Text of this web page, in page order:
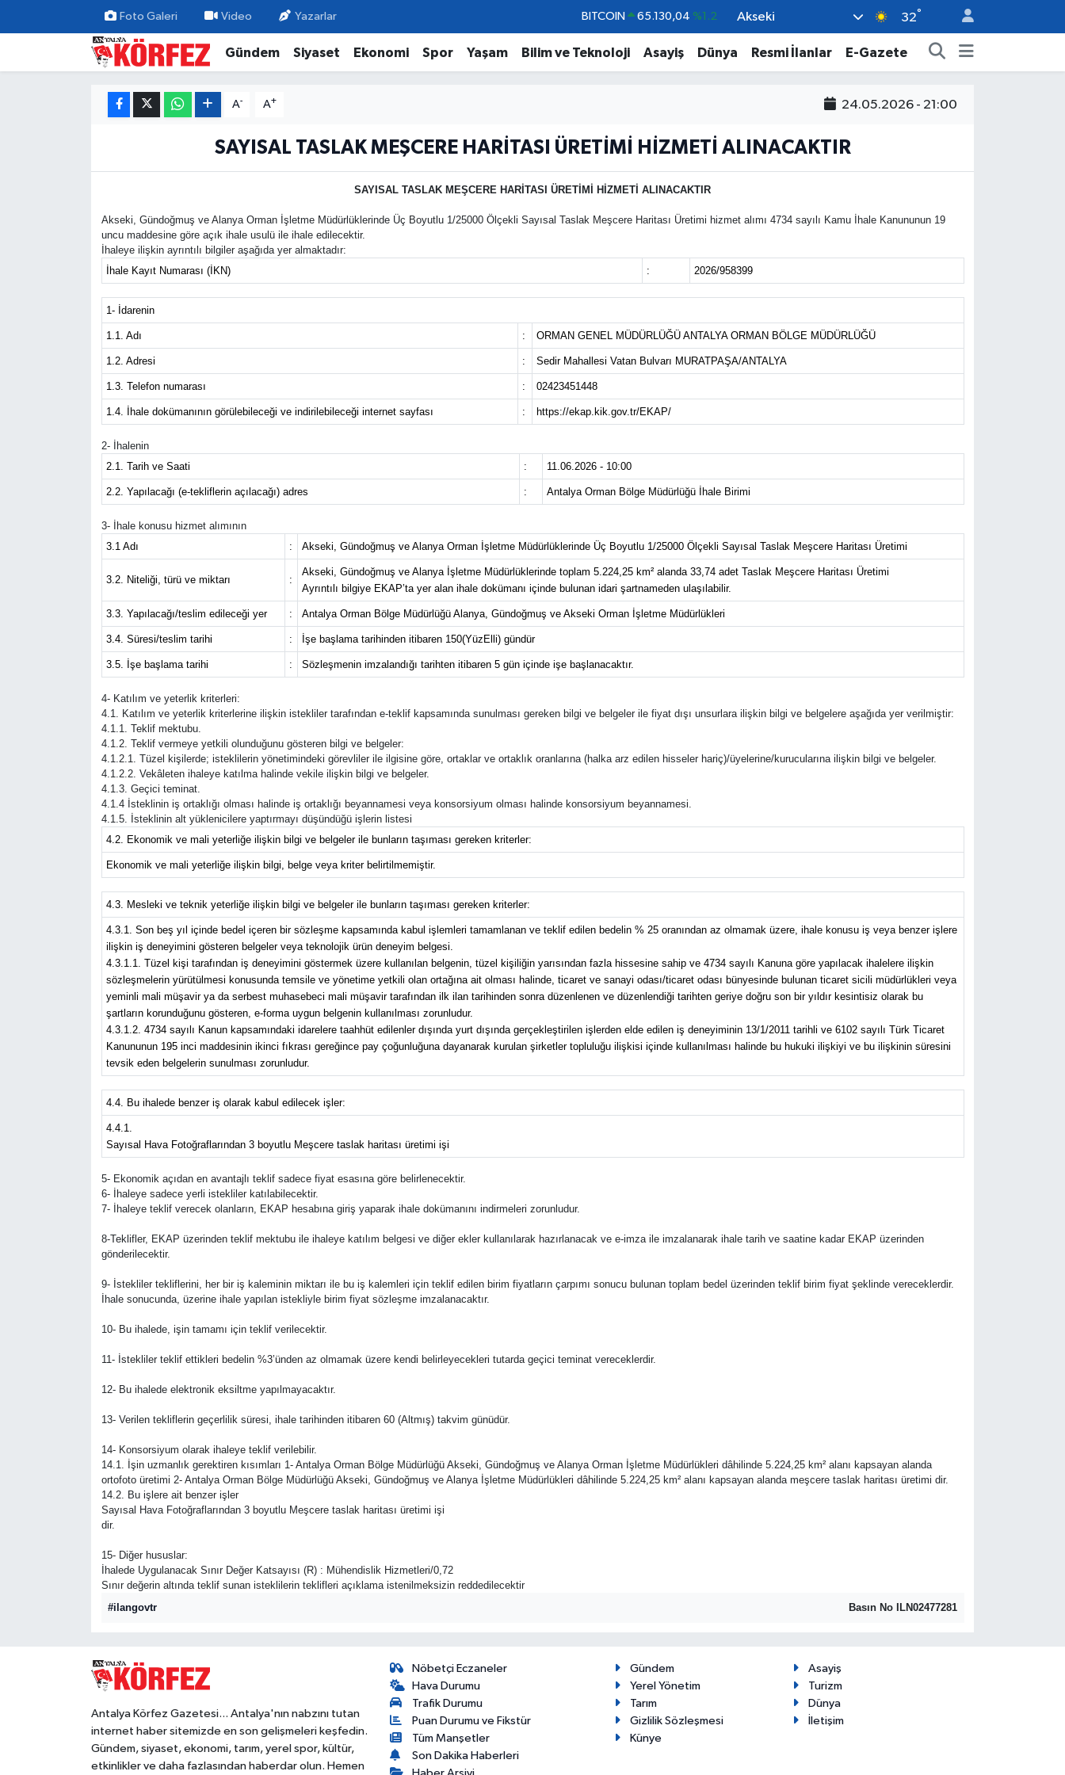
Foto Galeri Video Yazarlar BITCOIN 65.130,04 %1.2
DOLAR 47,7106 %0.17
EURO 55,1652 %0.27
Akseki 32°
Gündem Siyaset Ekonomi Spor Yaşam Bilim ve Teknoloji Asayiş Dünya Resmi İlanlar E-Gazete
A- A+ 24.05.2026 - 21:00
SAYISAL TASLAK MEŞCERE HARİTASI ÜRETİMİ HİZMETİ ALINACAKTIR
SAYISAL TASLAK MEŞCERE HARİTASI ÜRETİMİ HİZMETİ ALINACAKTIR
Akseki, Gündoğmuş ve Alanya Orman İşletme Müdürlüklerinde Üç Boyutlu 1/25000 Ölçekli Sayısal Taslak Meşcere Haritası Üretimi hizmet alımı 4734 sayılı Kamu İhale Kanununun 19
uncu maddesine göre açık ihale usulü ile ihale edilecektir.
İhaleye ilişkin ayrıntılı bilgiler aşağıda yer almaktadır:
İhale Kayıt Numarası (İKN)
: 2026/958399
1- İdarenin
1.1. Adı : ORMAN GENEL MÜDÜRLÜĞÜ ANTALYA ORMAN BÖLGE MÜDÜRLÜĞÜ
1.2. Adresi : Sedir Mahallesi Vatan Bulvarı MURATPAŞA/ANTALYA
1.3. Telefon numarası : 02423451448
1.4. İhale dokümanının görülebileceği ve indirilebileceği internet sayfası : https://ekap.kik.gov.tr/EKAP/
2- İhalenin
2.1. Tarih ve Saati
: 11.06.2026 - 10:00
2.2. Yapılacağı (e-tekliflerin açılacağı) adres : Antalya Orman Bölge Müdürlüğü İhale Birimi
3- İhale konusu hizmet alımının
3.1 Adı
: Akseki, Gündoğmuş ve Alanya Orman İşletme Müdürlüklerinde Üç Boyutlu 1/25000 Ölçekli Sayısal Taslak Meşcere Haritası Üretimi
3.2. Niteliği, türü ve miktarı :
Akseki, Gündoğmuş ve Alanya İşletme Müdürlüklerinde toplam 5.224,25 km² alanda 33,74 adet Taslak Meşcere Haritası Üretimi
Ayrıntılı bilgiye EKAP’ta yer alan ihale dokümanı içinde bulunan idari şartnameden ulaşılabilir.
3.3. Yapılacağı/teslim edileceği yer : Antalya Orman Bölge Müdürlüğü Alanya, Gündoğmuş ve Akseki Orman İşletme Müdürlükleri
3.4. Süresi/teslim tarihi : İşe başlama tarihinden itibaren 150(YüzElli) gündür
3.5. İşe başlama tarihi : Sözleşmenin imzalandığı tarihten itibaren 5 gün içinde işe başlanacaktır.
4- Katılım ve yeterlik kriterleri:
4.1. Katılım ve yeterlik kriterlerine ilişkin istekliler tarafından e-teklif kapsamında sunulması gereken bilgi ve belgeler ile fiyat dışı unsurlara ilişkin bilgi ve belgelere aşağıda yer verilmiştir:
4.1.1. Teklif mektubu.
4.1.2. Teklif vermeye yetkili olunduğunu gösteren bilgi ve belgeler:
4.1.2.1. Tüzel kişilerde; isteklilerin yönetimindeki görevliler ile ilgisine göre, ortaklar ve ortaklık oranlarına (halka arz edilen hisseler hariç)/üyelerine/kurucularına ilişkin bilgi ve belgeler.
4.1.2.2. Vekâleten ihaleye katılma halinde vekile ilişkin bilgi ve belgeler.
4.1.3. Geçici teminat.
4.1.4 İsteklinin iş ortaklığı olması halinde iş ortaklığı beyannamesi veya konsorsiyum olması halinde konsorsiyum beyannamesi.
4.1.5. İsteklinin alt yüklenicilere yaptırmayı düşündüğü işlerin listesi
4.2. Ekonomik ve mali yeterliğe ilişkin bilgi ve belgeler ile bunların taşıması gereken kriterler:
Ekonomik ve mali yeterliğe ilişkin bilgi, belge veya kriter belirtilmemiştir.
4.3. Mesleki ve teknik yeterliğe ilişkin bilgi ve belgeler ile bunların taşıması gereken kriterler:
4.3.1. Son beş yıl içinde bedel içeren bir sözleşme kapsamında kabul işlemleri tamamlanan ve teklif edilen bedelin % 25 oranından az olmamak üzere, ihale konusu iş veya benzer işlere
ilişkin iş deneyimini gösteren belgeler veya teknolojik ürün deneyim belgesi.
4.3.1.1. Tüzel kişi tarafından iş deneyimini göstermek üzere kullanılan belgenin, tüzel kişiliğin yarısından fazla hissesine sahip ve 4734 sayılı Kanuna göre yapılacak ihalelere ilişkin
sözleşmelerin yürütülmesi konusunda temsile ve yönetime yetkili olan ortağına ait olması halinde, ticaret ve sanayi odası/ticaret odası bünyesinde bulunan ticaret sicili müdürlükleri veya
yeminli mali müşavir ya da serbest muhasebeci mali müşavir tarafından ilk ilan tarihinden sonra düzenlenen ve düzenlendiği tarihten geriye doğru son bir yıldır kesintisiz olarak bu
şartların korunduğunu gösteren, e-forma uygun belgenin kullanılması zorunludur.
4.3.1.2. 4734 sayılı Kanun kapsamındaki idarelere taahhüt edilenler dışında yurt dışında gerçekleştirilen işlerden elde edilen iş deneyiminin 13/1/2011 tarihli ve 6102 sayılı Türk Ticaret
Kanununun 195 inci maddesinin ikinci fıkrası gereğince pay çoğunluğuna dayanarak kurulan şirketler topluluğu ilişkisi içinde kullanılması halinde bu hukuki ilişkiyi ve bu ilişkinin süresini
tevsik eden belgelerin sunulması zorunludur.
4.4. Bu ihalede benzer iş olarak kabul edilecek işler:
4.4.1.
Sayısal Hava Fotoğraflarından 3 boyutlu Meşcere taslak haritası üretimi işi
5- Ekonomik açıdan en avantajlı teklif sadece fiyat esasına göre belirlenecektir.
6- İhaleye sadece yerli istekliler katılabilecektir.
7- İhaleye teklif verecek olanların, EKAP hesabına giriş yaparak ihale dokümanını indirmeleri zorunludur.
8-Teklifler, EKAP üzerinden teklif mektubu ile ihaleye katılım belgesi ve diğer ekler kullanılarak hazırlanacak ve e-imza ile imzalanarak ihale tarih ve saatine kadar EKAP üzerinden
gönderilecektir.
9- İstekliler tekliflerini, her bir iş kaleminin miktarı ile bu iş kalemleri için teklif edilen birim fiyatların çarpımı sonucu bulunan toplam bedel üzerinden teklif birim fiyat şeklinde vereceklerdir.
İhale sonucunda, üzerine ihale yapılan istekliyle birim fiyat sözleşme imzalanacaktır.
10- Bu ihalede, işin tamamı için teklif verilecektir.
11- İstekliler teklif ettikleri bedelin %3’ünden az olmamak üzere kendi belirleyecekleri tutarda geçici teminat vereceklerdir.
12- Bu ihalede elektronik eksiltme yapılmayacaktır.
13- Verilen tekliflerin geçerlilik süresi, ihale tarihinden itibaren 60 (Altmış) takvim günüdür.
14- Konsorsiyum olarak ihaleye teklif verilebilir.
14.1. İşin uzmanlık gerektiren kısımları 1- Antalya Orman Bölge Müdürlüğü Akseki, Gündoğmuş ve Alanya Orman İşletme Müdürlükleri dâhilinde 5.224,25 km² alanı kapsayan alanda
ortofoto üretimi 2- Antalya Orman Bölge Müdürlüğü Akseki, Gündoğmuş ve Alanya İşletme Müdürlükleri dâhilinde 5.224,25 km² alanı kapsayan alanda meşcere taslak haritası üretimi dir.
14.2. Bu işlere ait benzer işler
Sayısal Hava Fotoğraflarından 3 boyutlu Meşcere taslak haritası üretimi işi
dir.
15- Diğer hususlar:
İhalede Uygulanacak Sınır Değer Katsayısı (R) : Mühendislik Hizmetleri/0,72
Sınır değerin altında teklif sunan isteklilerin teklifleri açıklama istenilmeksizin reddedilecektir
#ilangovtr
Basın No ILN02477281
Antalya Körfez Gazetesi... Antalya'nın nabzını tutan
internet haber sitemizde en son gelişmeleri keşfedin.
Gündem, siyaset, ekonomi, tarım, yerel spor, kültür,
etkinlikler ve daha fazlasından haberdar olun. Hemen
Nöbetçi Eczaneler
Hava Durumu
Trafik Durumu
Puan Durumu ve Fikstür
Tüm Manşetler
Son Dakika Haberleri
Gündem
Asayiş
Yerel Yönetim
Turizm
Tarım
Dünya
Gizlilik Sözleşmesi
İletişim
Künye
Gündem
Kültür ve Sanat
Sivil Toplum
Bilim ve Teknoloji
Resmi İlanlar
Nöbetçi Eczaneler
Hava Durumu
Tüm Manşetler
Son Dakika Haberleri
Haber Arşivi